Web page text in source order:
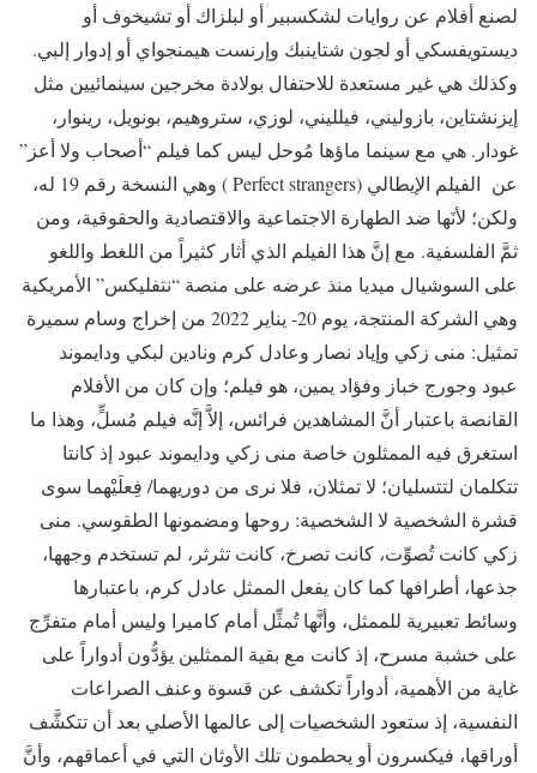
لصنع أفلام عن روايات لشكسبير أو لبلزاك أو تشيخوف أو
ديستويفسكي أو لجون شتاينبك وإرنست هيمنجواي أو إدوار إلبي.
وكذلك هي غير مستعدة للاحتفال بولادة مخرجين سينمائيين مثل
إيزنشتاين، بازوليني، فيلليني، لوزي، ستروهيم، بونويل، رينوار،
غودار. هي مع سينما ماؤها مُوحل ليس كما فيلم “أصحاب ولا أعز”
عن الفيلم الإيطالي (Perfect strangers ) وهي النسخة رقم 19 له،
ولكن؛ لأنَها ضد الطهارة الاجتماعية والاقتصادية والحقوقية، ومن
ثمَّ الفلسفية. مع إنَّ هذا الفيلم الذي أثار كثيراً من اللغط واللغو
على السوشيال ميديا منذ عرضه على منصة “نتفليكس” الأمريكية
وهي الشركة المنتجة، يوم 20- يناير 2022 من إخراج وسام سميرة
تمثيل: منى زكي وإياد نصار وعادل كرم ونادين لبكي ودايموند
عبود وجورج خباز وفؤاد يمين، هو فيلم؛ وإن كان من الأفلام
القانصة باعتبار أنَّ المشاهدين فرائس، إلاَّ إنَّه فيلم مُسلٍّ، وهذا ما
استغرق فيه الممثلون خاصة منى زكي ودايموند عبود إذ كانتا
تتكلمان لتتسليان؛ لا تمثلان، فلا نرى من دوريهما/ فِعلَيْهما سوى
قشرة الشخصية لا الشخصية: روحها ومضمونها الطقوسي. منى
زكي كانت تُصوِّت، كانت تصرخ، كانت تثرثر، لم تستخدم وجهها،
جذعها، أطرافها كما كان يفعل الممثل عادل كرم، باعتبارها
وسائط تعبيرية للممثل، وأنَّها تُمثِّل أمام كاميرا وليس أمام متفرِّج
على خشبة مسرح، إذ كانت مع بقية الممثلين يؤدُّون أدواراً على
غاية من الأهمية، أدواراً تكشف عن قسوة وعنف الصراعات
النفسية، إذ ستعود الشخصيات إلى عالمها الأصلي بعد أن تتكشَّف
أوراقها، فيكسرون أو يحطمون تلك الأوثان التي في أعماقهم، وأنَّ